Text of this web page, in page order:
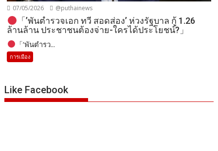
07/05/2026 @puthainews
「’พันตำรวจเอก ทวี สอดส่อง’ ห่วงรัฐบาล กู้ 1.26
ล้านล้าน ประชาชนต้องจ่าย-ใครได้ประโยชน์?」
「’พันตำรว...
การเมือง
Like Facebook